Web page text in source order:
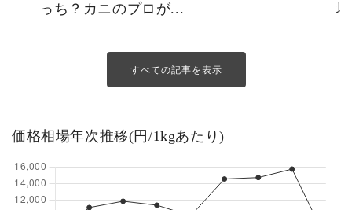
っち？カニのプロが...
すべての記事を表示
価格相場年次推移(円/1kgあたり)